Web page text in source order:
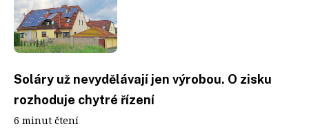
Soláry už nevydělávají jen výrobou. O zisku
rozhoduje chytré řízení
6 minut čtení